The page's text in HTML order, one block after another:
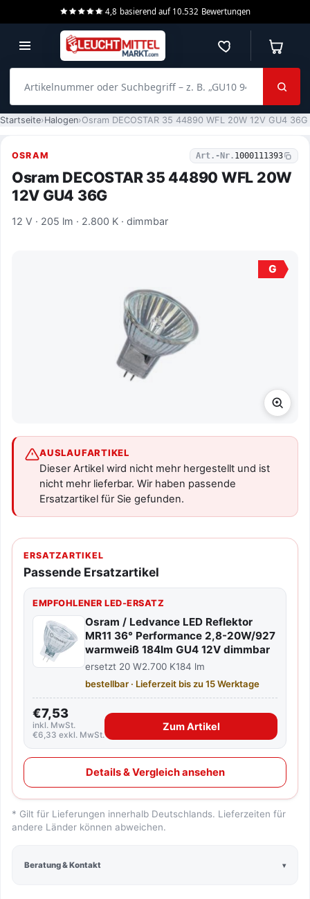
4,8 basierend auf 10.532 Bewertungen
Merkzettel
Startseite Halogen Osram DECOSTAR 35 44890 WFL 20W 12V GU4 36G
OSRAM Art.-Nr. 1000111393
Osram DECOSTAR 35 44890 WFL 20W
12V GU4 36G
12 V · 205 lm · 2.800 K · dimmbar
G
AUSLAUFARTIKEL
Dieser Artikel wird nicht mehr hergestellt und ist
nicht mehr lieferbar. Wir haben passende
Ersatzartikel für Sie gefunden.
ERSATZARTIKEL
Passende Ersatzartikel
EMPFOHLENER LED-ERSATZ
Osram / Ledvance LED Reflektor
MR11 36° Performance 2,8-20W/927
warmweiß 184lm GU4 12V dimmbar
ersetzt 20 W2.700 K184 lm
bestellbar · Lieferzeit bis zu 15 Werktage
€7,53
inkl. MwSt.
€6,33 exkl. MwSt.
Zum Artikel
Details & Vergleich ansehen
* Gilt für Lieferungen innerhalb Deutschlands. Lieferzeiten für
andere Länder können abweichen.
Beratung & Kontakt